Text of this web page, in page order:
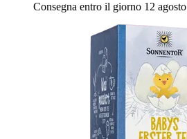
Consegna entro il giorno 12 agosto